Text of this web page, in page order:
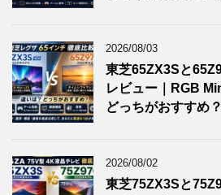
2026/08/03
東芝65ZX3Sと
レビュー｜RGB
どっちがおすすめ？
2026/08/02
東芝75ZX3Sと